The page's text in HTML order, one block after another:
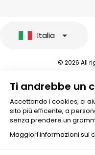
Ti andrebbe un
Accettando i cookies, ci
sito più efficente, a
senza prendere un
Maggiori informazioni sui
Italia
© 2026 All